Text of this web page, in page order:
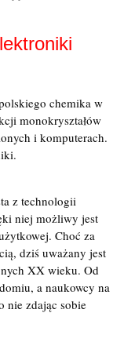
chemika w
monokryształów
i komputerach.
z technologii
niej możliwy jest
Choć za
dziś uważany jest
XX wieku. Od
a naukowcy na
nie zdając sobie